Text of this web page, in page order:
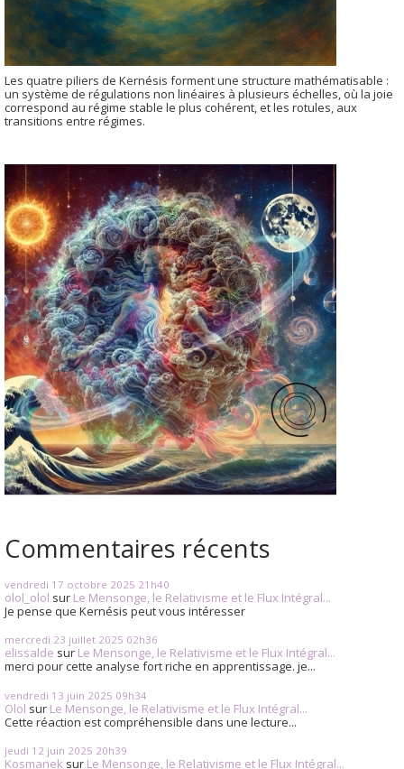
Les quatre piliers de Kernésis forment une structure mathématisable :
un système de régulations non linéaires à plusieurs échelles, où la joie
correspond au régime stable le plus cohérent, et les rotules, aux
transitions entre régimes.
Commentaires récents
vendredi 17 octobre 2025 21h40
olol_olol sur Le Mensonge, le Relativisme et le Flux Intégral...
Je pense que Kernésis peut vous intéresser
mercredi 23 juillet 2025 02h36
elissalde sur Le Mensonge, le Relativisme et le Flux Intégral...
merci pour cette analyse fort riche en apprentissage. je...
vendredi 13 juin 2025 09h34
Olol sur Le Mensonge, le Relativisme et le Flux Intégral...
Cette réaction est compréhensible dans une lecture...
jeudi 12 juin 2025 20h39
Kosmanek sur Le Mensonge, le Relativisme et le Flux Intégral...